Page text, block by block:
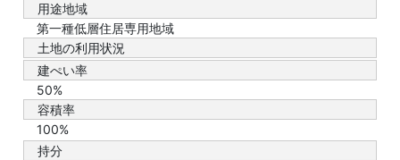
用途地域
第一種低層住居専用地域
土地の利用状況
建ぺい率
50%
容積率
100%
持分